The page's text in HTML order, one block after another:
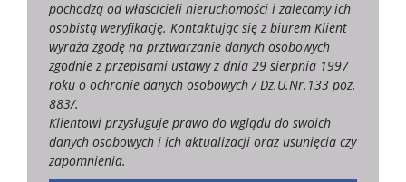
pochodzą od właścicieli nieruchomości i zalecamy ich
osobistą weryfikację. Kontaktując się z biurem Klient
wyraża zgodę na prztwarzanie danych osobowych
zgodnie z przepisami ustawy z dnia 29 sierpnia 1997
roku o ochronie danych osobowych / Dz.U.Nr.133 poz.
883/.
Klientowi przysługuje prawo do wglądu do swoich
danych osobowych i ich aktualizacji oraz usunięcia czy
zapomnienia.